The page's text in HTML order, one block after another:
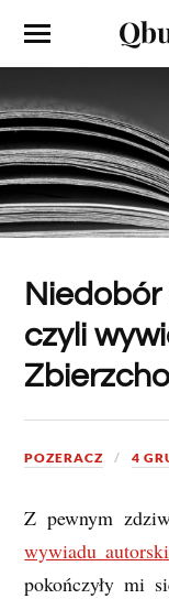
czyli
POZERACZ 4
Z pewnym
wywiadu
pokończyły mi